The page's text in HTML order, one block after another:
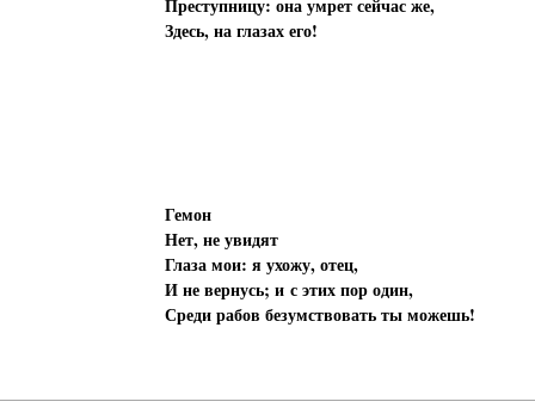
Здесь, на глазах его!
Гемон
Нет, не увидят
Глаза мои: я ухожу, отец,
И не вернусь; и с этих пор один,
Среди рабов безумствовать ты можешь!